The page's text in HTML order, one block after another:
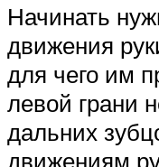
Начинать
движения
для чего им
левой грани
дальних
движениям